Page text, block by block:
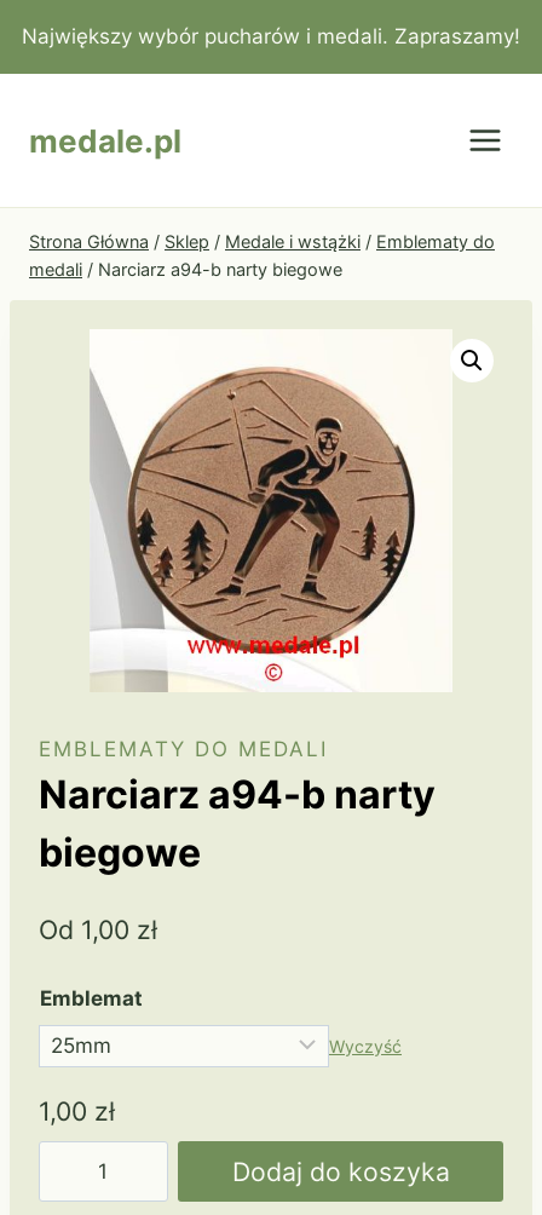
do
treści
Największy wybór pucharów i medali. Zapraszamy!
medale.pl
Strona Główna / Sklep / Medale i wstążki / Emblematy do
medali / Narciarz a94-b narty biegowe
EMBLEMATY DO MEDALI
Narciarz a94-b narty
biegowe
Od 1,00 zł
Emblemat
Wyczyść
1,00 zł
Dodaj do koszyka